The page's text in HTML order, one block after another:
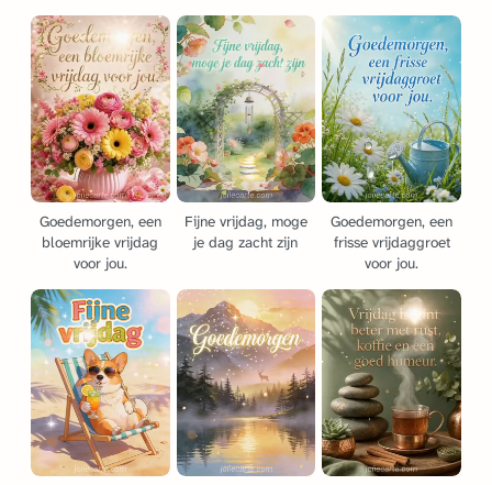
Goedemorgen, een
bloemrijke vrijdag
voor jou.
Fijne vrijdag, moge
je dag zacht zijn
Goedemorgen, een
frisse vrijdaggroet
voor jou.